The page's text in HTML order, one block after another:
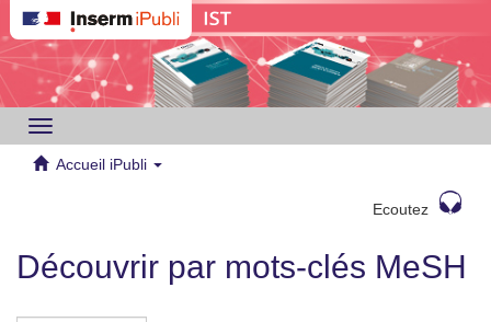
Toggle
navigation
Accueil iPubli
Ecoutez
Découvrir par mots-clés MeSH